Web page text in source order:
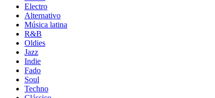
Electro
Alternativo
Música latina
R&B
Oldies
Jazz
Indie
Fado
Soul
Techno